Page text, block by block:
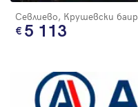
Севлиево, Крушевски баир
5 113